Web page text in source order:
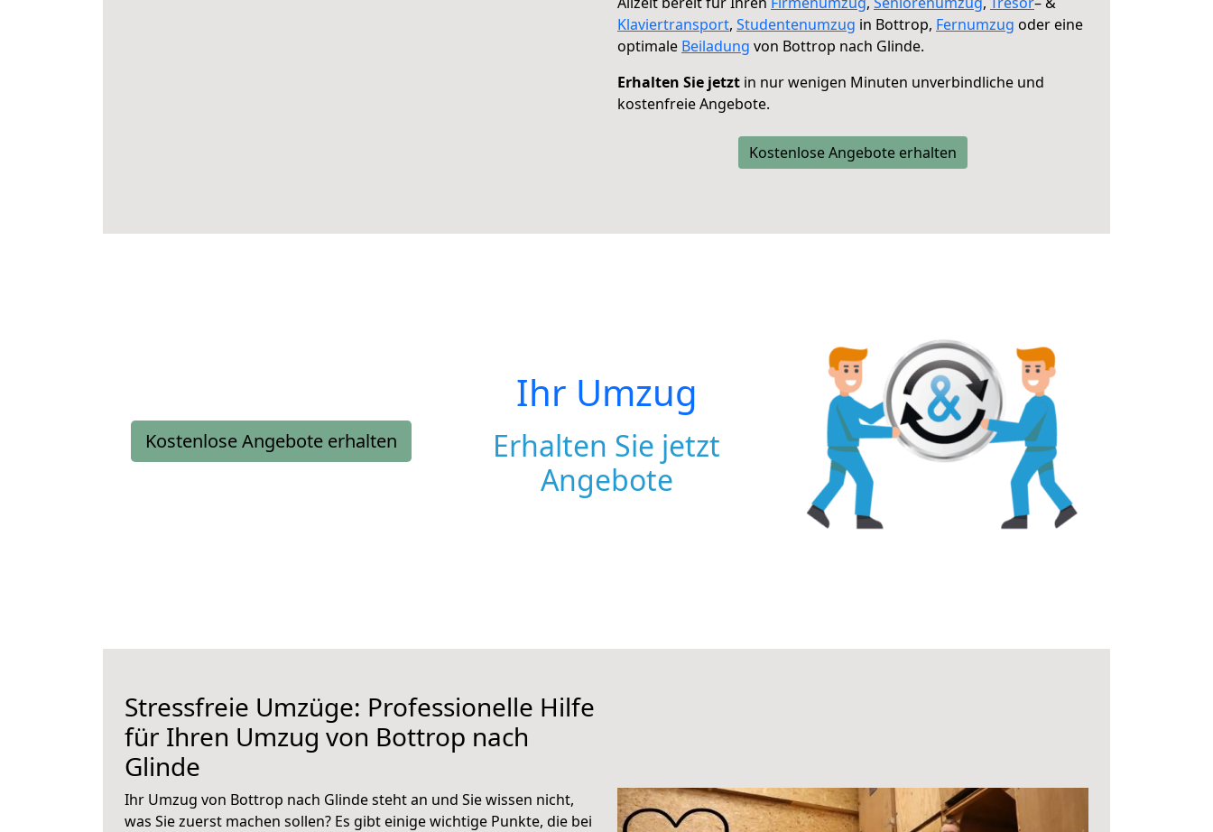
Klaviertransport, Studentenumzug in Bottrop, Fernumzug oder eine
optimale Beiladung von Bottrop nach Glinde.
Erhalten Sie jetzt in nur wenigen Minuten unverbindliche und
kostenfreie Angebote.
Kostenlose Angebote erhalten
Kostenlose Angebote erhalten
Ihr Umzug
Erhalten Sie jetzt
Angebote
Stressfreie Umzüge: Professionelle Hilfe
für Ihren Umzug von Bottrop nach
Glinde
Ihr Umzug von Bottrop nach Glinde steht an und Sie wissen nicht,
was Sie zuerst machen sollen? Es gibt einige wichtige Punkte, die bei